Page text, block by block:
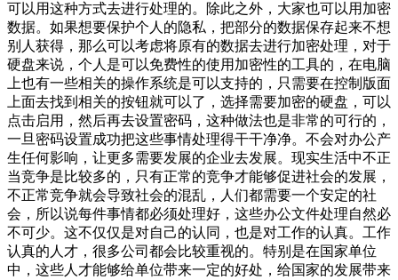
可以用这种方式去进行处理的。除此之外，大家也可以用加密
数据。如果想要保护个人的隐私，把部分的数据保存起来不想
别人获得，那么可以考虑将原有的数据去进行加密处理，对于
硬盘来说，个人是可以免费性的使用加密性的工具的，在电脑
上也有一些相关的操作系统是可以支持的，只需要在控制版面
上面去找到相关的按钮就可以了，选择需要加密的硬盘，可以
点击启用，然后再去设置密码，这种做法也是非常的可行的，
一旦密码设置成功把这些事情处理得干干净净。不会对办公产
生任何影响，让更多需要发展的企业去发展。现实生活中不正
当竞争是比较多的，只有正常的竞争才能够促进社会的发展，
不正常竞争就会导致社会的混乱，人们都需要一个安定的社
会，所以说每件事情都必须处理好，这些办公文件处理自然必
不可少。这不仅仅是对自己的认同，也是对工作的认真。工作
认真的人才，很多公司都会比较重视的。特别是在国家单位
中，这些人才能够给单位带来一定的好处，给国家的发展带来